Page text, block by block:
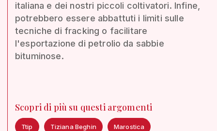
italiana e dei nostri piccoli coltivatori. Infine,
potrebbero essere abbattuti i limiti sulle
tecniche di fracking o facilitare
l'esportazione di petrolio da sabbie
bituminose.
Scopri di più su questi argomenti
Ttip Tiziana Beghin Marostica